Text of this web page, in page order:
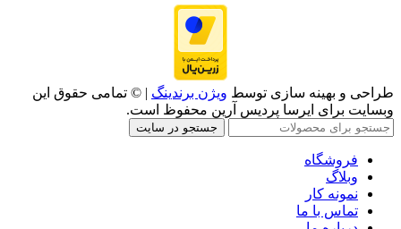
طراحی و بهینه سازی توسط ویژن برندینگ | © تمامی حقوق این
وبسایت برای ایرسا پردیس آرین محفوظ است.
جستجو در سایت
فروشگاه
وبلاگ
نمونه کار
تماس با ما